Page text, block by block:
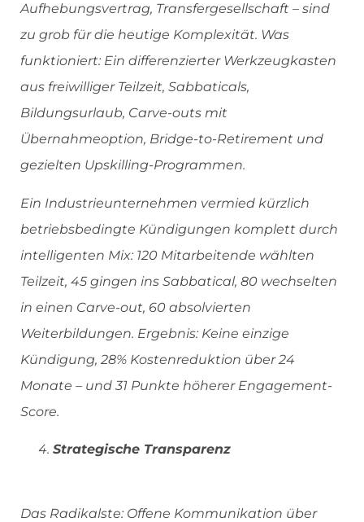
Aufhebungsvertrag, Transfergesellschaft – sind
zu grob für die heutige Komplexität. Was
funktioniert: Ein differenzierter Werkzeugkasten
aus freiwilliger Teilzeit, Sabbaticals,
Bildungsurlaub, Carve-outs mit
Übernahmeoption, Bridge-to-Retirement und
gezielten Upskilling-Programmen.
Ein Industrieunternehmen vermied kürzlich
betriebsbedingte Kündigungen komplett durch
intelligenten Mix: 120 Mitarbeitende wählten
Teilzeit, 45 gingen ins Sabbatical, 80 wechselten
in einen Carve-out, 60 absolvierten
Weiterbildungen. Ergebnis: Keine einzige
Kündigung, 28% Kostenreduktion über 24
Monate – und 31 Punkte höherer Engagement-
Score.
Strategische Transparenz
Das Radikalste: Offene Kommunikation über